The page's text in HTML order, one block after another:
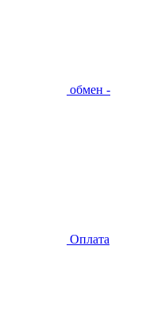
обмен -
Оплата